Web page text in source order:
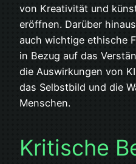
von Kreativität und
eröffnen. Darüber
auch wichtige ethische
in Bezug auf das
die Auswirkungen von
das Selbstbild und die
Menschen.
Kritische